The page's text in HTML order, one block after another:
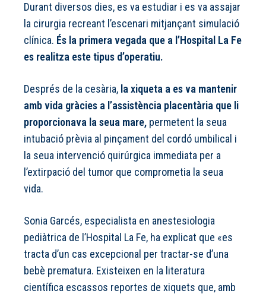
Durant diversos dies, es va estudiar i es va assajar
la cirurgia recreant l’escenari mitjançant simulació
clínica. És la primera vegada que a l’Hospital La Fe
es realitza este tipus d’operatiu.
Després de la cesària, la xiqueta a es va mantenir
amb vida gràcies a l’assistència placentària que li
proporcionava la seua mare, permetent la seua
intubació prèvia al pinçament del cordó umbilical i
la seua intervenció quirúrgica immediata per a
l’extirpació del tumor que comprometia la seua
vida.
Sonia Garcés, especialista en anestesiologia
pediàtrica de l’Hospital La Fe, ha explicat que «es
tracta d’un cas excepcional per tractar-se d’una
bebè prematura. Existeixen en la literatura
científica escassos reportes de xiquets que, amb